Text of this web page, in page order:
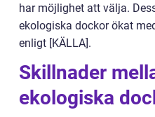
har möjlighet att välja.
ekologiska dockor ökat
enligt [KÄLLA].
Skillnader
ekologiska